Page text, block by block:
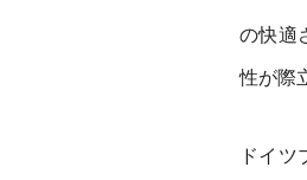
の快適
性が際
ドイツ